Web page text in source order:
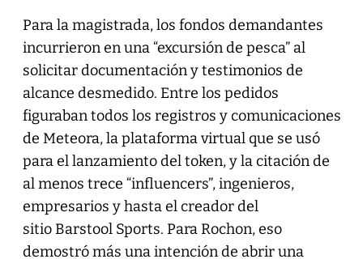
Para la magistrada, los fondos demandantes
incurrieron en una “excursión de pesca” al
solicitar documentación y testimonios de
alcance desmedido. Entre los pedidos
figuraban todos los registros y comunicaciones
de Meteora, la plataforma virtual que se usó
para el lanzamiento del token, y la citación de
al menos trece “influencers”, ingenieros,
empresarios y hasta el creador del
sitio Barstool Sports. Para Rochon, eso
demostró más una intención de abrir una